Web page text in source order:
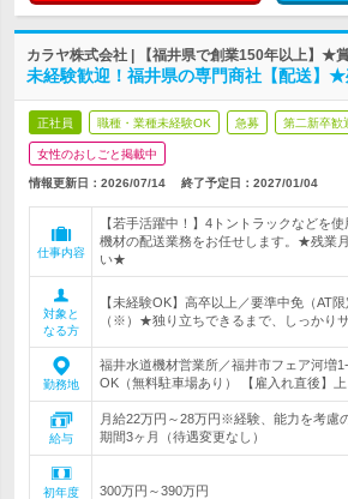
カラヤ株式会社 | 【福井県で創業150年以上】★
未経験歓迎！福井県の専門商社【配送】
正社員 職種・業種未経験OK 急募 第二新卒歓
女性のおしごと掲載中
情報更新日：2026/07/14 終了予定日： 2027/01/04
仕事内容
【若手活躍中！】4トントラックなどを
機材の配送業務をお任せします。★残業
い★
対象と
なる方
【未経験OK】高卒以上／要準中免（AT
（※）★独り立ちできるまで、しっかり
勤務地
福井水道機材営業所／福井市フェア河増
OK（無料駐車場あり） 【雇入れ直後】上
給与
月給22万円～28万円※経験、能力を考慮
期間3ヶ月（待遇変更なし）
初年度 300万円～390万円